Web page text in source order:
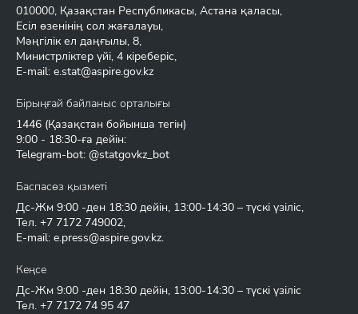
010000, Қазақстан Республикасы, Астана қаласы,
Есіл өзенінің сол жағалауы,
Мәңгілік ел даңғылы, 8,
Министрліктер үйі, 4 кіреберіс,
E-mail: e.stat@aspire.gov.kz
Бірыңғай байланыс орталығы
1446 (Қазақстан бойынша тегін)
9:00 - 18:30-ға дейін:
Telegram-bot: @statgovkz_bot
Баспасөз қызметі
Дс-Жм 9:00 -ден 18:30 дейін, 13:00-14:30 – түскі үзіліс,
Тел. +7 7172 749002,
E-mail: e.press@aspire.gov.kz.
Кеңсе
Дс-Жм 9:00 -ден 18:30 дейін, 13:00-14:30 – түскі үзіліс
Тел. +7 7172 74 95 47